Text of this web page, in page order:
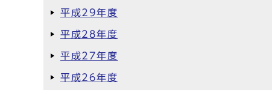
平成29年度
平成28年度
平成27年度
平成26年度